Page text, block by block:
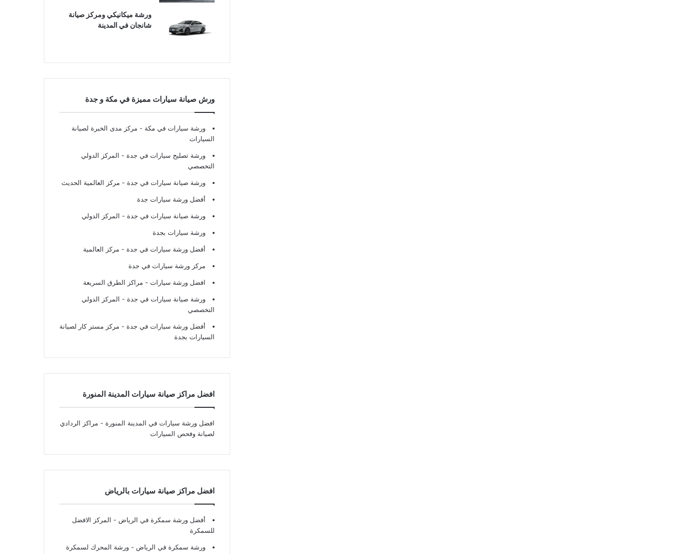
ورشة ميكانيكي ومركز صيانة
شانجان في المدينة
ورش صيانة سيارات مميزة في مكة و جدة
ورشة سيارات في مكة - مركز مدى الخبرة لصيانة
السيارات
ورشة تصليح سيارات في جدة - المركز الدولي
التخصصي
ورشة صيانة سيارات في جدة - مركز العالمية الحديث
أفضل ورشة سيارات جدة
ورشة صيانة سيارات في جدة - المركز الدولي
ورشة سيارات بجدة
أفضل ورشة سيارات في جدة - مركز العالمية
مركز ورشة سيارات في جدة
افضل ورشة سيارات - مراكز الطرق السريعة
ورشة صيانة سيارات في جدة - المركز الدولي
التخصصي
أفضل ورشة سيارات في جدة - مركز مستر كار لصيانة
السيارات بجدة
افضل مراكز صيانة سيارات المدينة المنورة
افضل ورشة سيارات في المدينة المنورة - مراكز الردادي
لصيانة وفحص السيارات
افضل مراكز صيانة سيارات بالرياض
أفضل ورشة سمكرة في الرياض - المركز الافضل
للسمكرة
ورشة سمكرة في الرياض - ورشة المحرك لسمكرة